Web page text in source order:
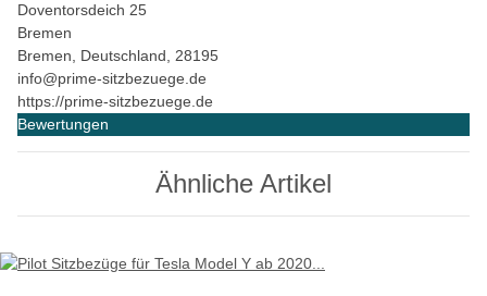
Doventorsdeich 25
Bremen
Bremen, Deutschland, 28195
info@prime-sitzbezuege.de
https://prime-sitzbezuege.de
Bewertungen
Ähnliche Artikel